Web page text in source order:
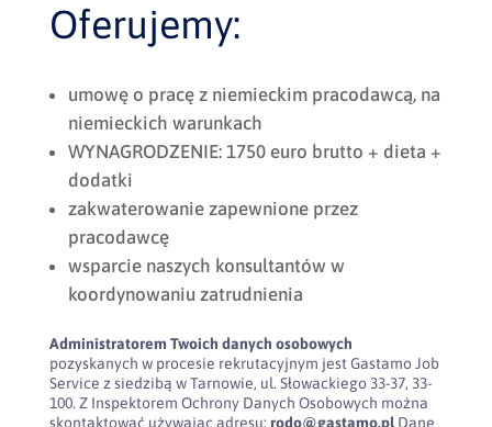
Oferujemy:
umowę o pracę z niemieckim pracodawcą, na
niemieckich warunkach
WYNAGRODZENIE: 1750 euro brutto + dieta +
dodatki
zakwaterowanie zapewnione przez
pracodawcę
wsparcie naszych konsultantów w
koordynowaniu zatrudnienia
Administratorem Twoich danych osobowych
pozyskanych w procesie rekrutacyjnym jest Gastamo Job
Service z siedzibą w Tarnowie, ul. Słowackiego 33-37, 33-
100. Z Inspektorem Ochrony Danych Osobowych można
skontaktować używając adresu: rodo@gastamo.plDane